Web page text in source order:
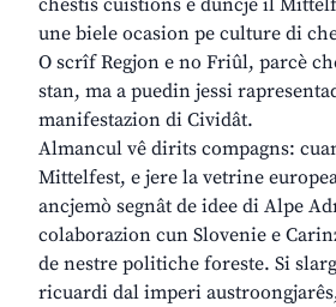
chestis cuistions e duncje il
une biele ocasion pe culture di
O scrîf Regjon e no Friûl, parcè
stan, ma a puedin jessi
manifestazion di Cividât.
Almancul vê dirits compagns:
Mittelfest, e jere la vetrine
ancjemò segnât de idee di Alpe
colaborazion cun Slovenie e
de nestre politiche foreste. Si
ricuardi dal imperi